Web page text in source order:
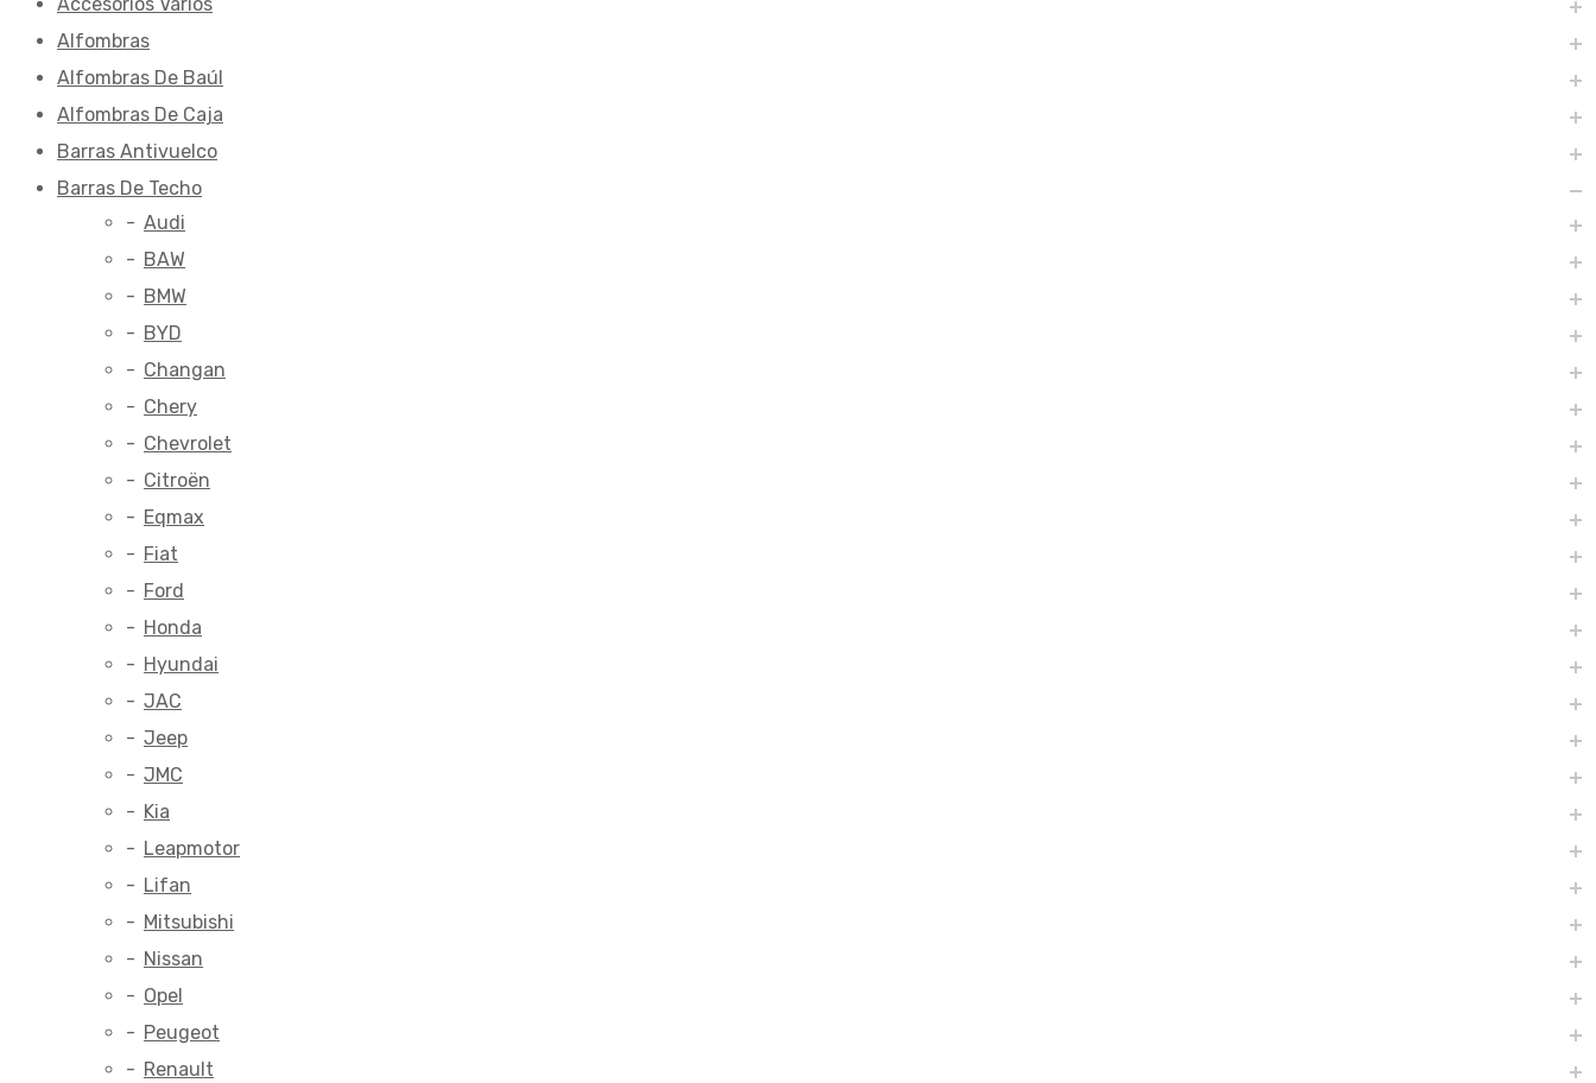
Accesorios Varios
Alfombras
Alfombras De Baúl
Alfombras De Caja
Barras Antivuelco
Barras De Techo
Audi
BAW
BMW
BYD
Changan
Chery
Chevrolet
Citroën
Eqmax
Fiat
Ford
Honda
Hyundai
JAC
Jeep
JMC
Kia
Leapmotor
Lifan
Mitsubishi
Nissan
Opel
Peugeot
Renault